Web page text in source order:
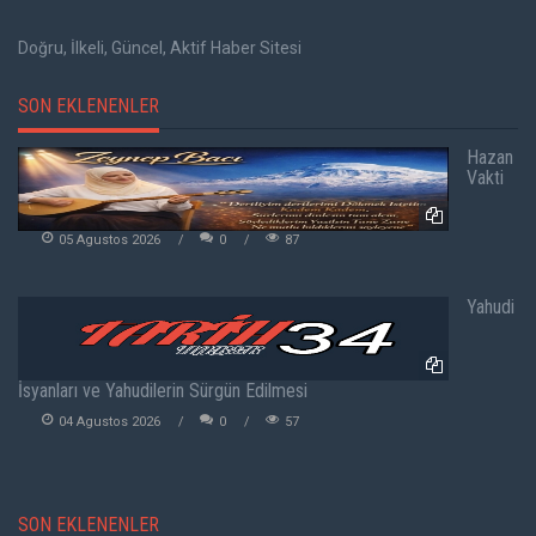
Doğru, İlkeli, Güncel, Aktif Haber Sitesi
SON EKLENENLER
Hazan
Vakti
05 Agustos 2026 0 87
Yahudi
İsyanları ve Yahudilerin Sürgün Edilmesi
04 Agustos 2026 0 57
SON EKLENENLER